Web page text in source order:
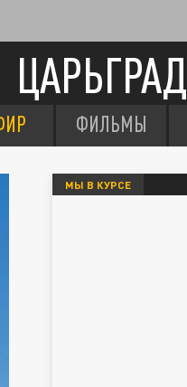
ЦАРЬГРАД
ФИЛЬМЫ
МЫ В КУРСЕ